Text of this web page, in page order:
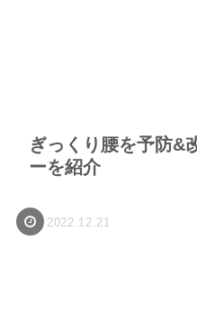
ぎっくり腰を予防&
ーを紹介
2022.12.21